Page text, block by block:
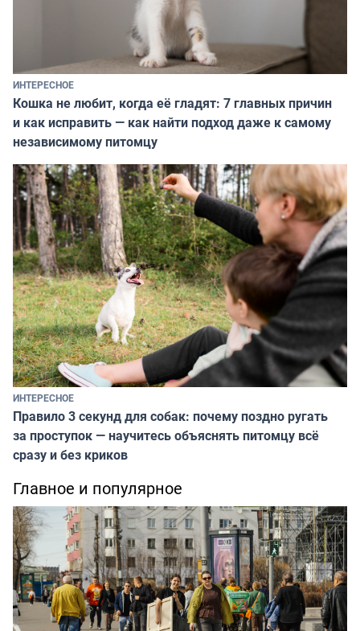
ИНТЕРЕСНОЕ
Кошка не любит, когда её гладят: 7 главных причин
и как исправить — как найти подход даже к самому
независимому питомцу
ИНТЕРЕСНОЕ
Правило 3 секунд для собак: почему поздно ругать
за проступок — научитесь объяснять питомцу всё
сразу и без криков
Главное и популярное